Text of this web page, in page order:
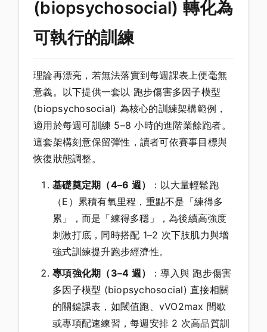
(biopsychosocial) 轉化為
可執行的訓練
理論再漂亮，若無法落實到每週課表上便毫無
意義。以下提供一套以 跑步傷害多因子模型
(biopsychosocial) 為核心的訓練架構範例，
適用於每週可訓練 5–8 小時的進階業餘跑者。
這套架構刻意保留彈性，讀者可依賽事目標與
恢復狀態調整。
基礎奠定期（4–6 週）
：以大量輕鬆跑
（E）累積有氧里程，重點不是「練得多
累」，而是「練得多穩」，為後續高強度
刺激打底，同時搭配 1–2 次下肢肌力與增
強式訓練提升跑步經濟性。
專項強化期（3–4 週）
：導入與 跑步傷害
多因子模型 (biopsychosocial) 直接相關
的關鍵課表，如閾值跑、vVO2max 間歇
或專項配速練習，每週安排 2 次高品質訓